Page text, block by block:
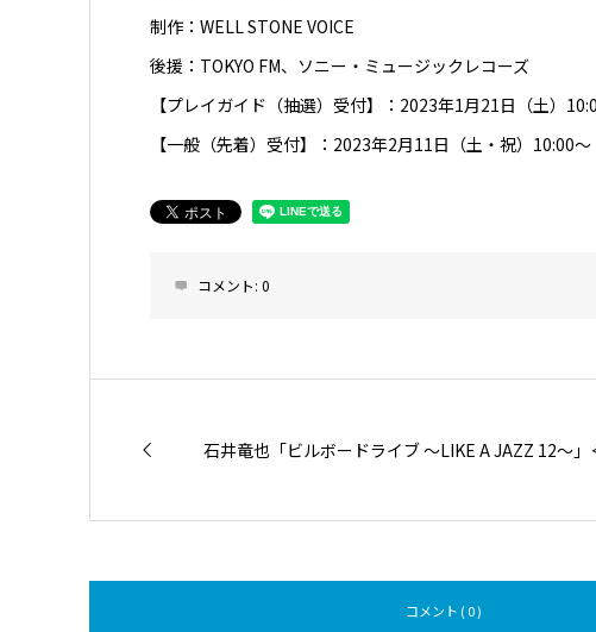
制作：WELL STONE VOICE
後援：TOKYO FM、ソニー・ミュージックレコーズ
【プレイガイド（抽選）受付】：2023年1月21日（土）
【一般（先着）受付】：2023年2月11日（土・祝）10:00～
コメント: 0
石井竜也「ビルボードライブ ～LIKE A JAZZ 12～」
コメント ( 0 )